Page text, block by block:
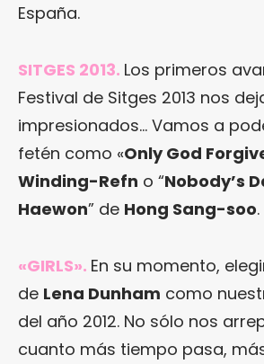
España.
SITGES 2013. Los primeros
Festival de Sitges 2013 nos
impresionados… Vamos a
fetén como «Only God
Winding-Refn o “Nobody’s
Haewon” de Hong Sang-soo.
«GIRLS». En su momento,
de Lena Dunham como
del año 2012. No sólo nos
cuanto más tiempo pasa,